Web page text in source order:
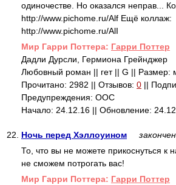
одиночестве. Но оказался неправ...
http://www.pichome.ru/Alf Ещё коллаж:
http://www.pichome.ru/AlI
Mир Гарри Поттера: Гарри Поттер
Дадли Дурсли, Гермиона Грейнджер
Любовный роман || гет || G || Размер:
Прочитано: 2982 || Отзывов: 0 ||
Предупреждения: ООС
Начало: 24.12.16 || Обновление:
22. Ночь перед Хэллоуином
закончен
То, что вы не можете прикоснуться к
не сможем потрогать вас!
Mир Гарри Поттера: Гарри Поттер